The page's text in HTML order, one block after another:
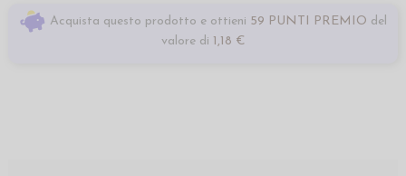
Acquista questo prodotto e ottieni 59 PUNTI PREMIO del
valore di 1,18 €